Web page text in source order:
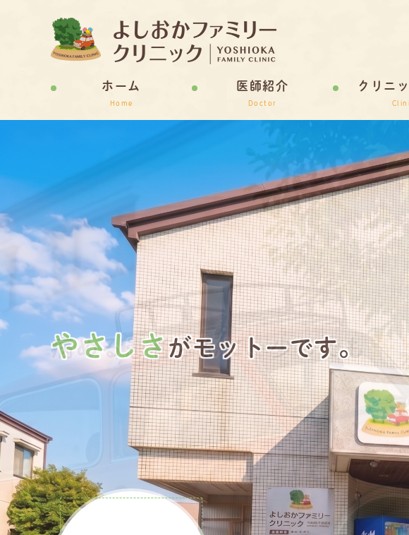
ホーム
Home
医師紹介
Doctor
クリニ
やさしさがモットーです。
病める患者さんに、少しでも寄
その様な医療を心掛けたい